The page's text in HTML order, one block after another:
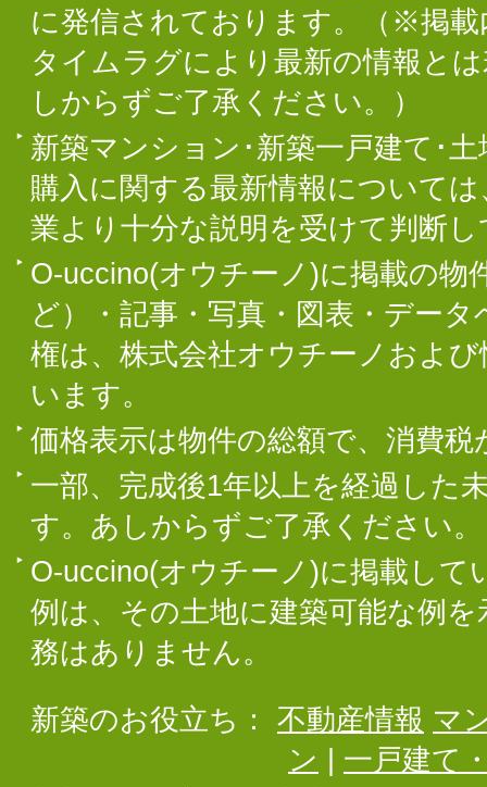
に発信されております。（※掲
タイムラグにより最新の情報と
しからずご了承ください。）
新築マンション･新築一戸建て･
購入に関する最新情報について
業より十分な説明を受けて判断
O-uccino(オウチーノ)に掲載の物
ど）・記事・写真・図表・デー
権は、株式会社オウチーノおよ
います。
価格表示は物件の総額で、消費
一部、完成後1年以上を経過した
す。あしからずご了承ください。
O-uccino(オウチーノ)に掲載して
例は、その土地に建築可能な例
務はありません。
新築のお役立ち： 不動産情報 マ
ン
一戸建て